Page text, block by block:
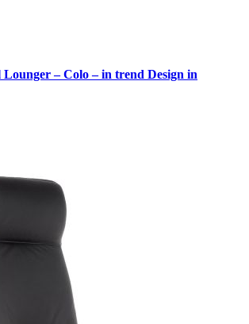
Lounger – Colo – in trend Design in